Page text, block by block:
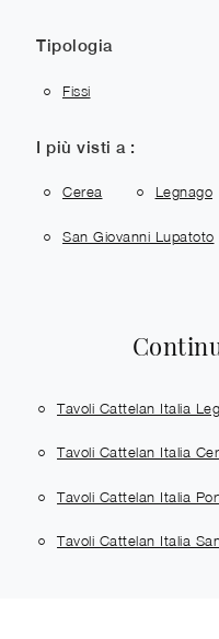
Tipologia
Fissi
I più visti a :
Cerea Legnago
San Giovanni Lupatoto
Tavoli Cattelan Italia
Tavoli Cattelan Italia
Tavoli Cattelan Italia
Tavoli Cattelan Italia